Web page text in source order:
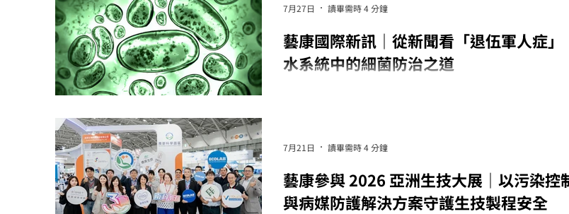
藝康國際新訊｜從新聞看「退伍軍人症
水系統中的細菌防治之道
7月27日 讀畢需時 4 分鐘
藝康參與 2026 亞洲生技大展｜以污染控
與病媒防護解決方案守護生技製程安全
7月21日 讀畢需時 4 分鐘